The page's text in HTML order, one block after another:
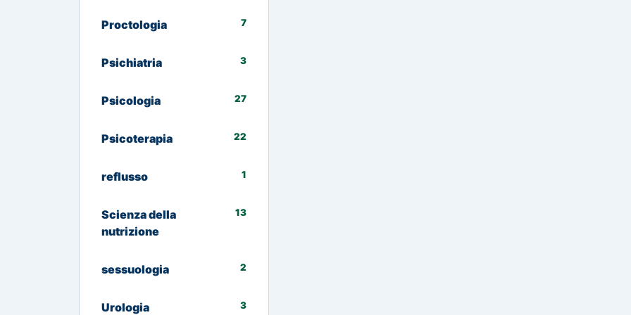
Proctologia 7
Psichiatria 3
Psicologia 27
Psicoterapia 22
reflusso 1
Scienza della
nutrizione
13
sessuologia 2
Urologia 3